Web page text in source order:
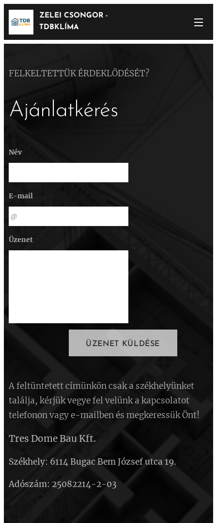
ZELEI CSONGOR -
TDBKLÍMA
FELKELTETTÜK ÉRDEKLŐDÉSÉT?
Ajánlatkérés
Név
E-mail
Üzenet
ÜZENET KÜLDÉSE
A feltüntetett címünkön csak a székhelyünket
találja, kérjük vegye fel velünk a kapcsolatot
telefonon vagy e-mailben és megkeressük Önt!
Tres Dome Bau Kft.
Székhely: 6114 Bugac Bem József utca 19.
Adószám: 25082214-2-03